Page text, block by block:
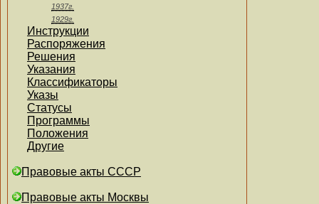
1937г.
1929г.
Инструкции
Распоряжения
Решения
Указания
Классификаторы
Указы
Статусы
Программы
Положения
Другие
Правовые акты СССР
Правовые акты Москвы